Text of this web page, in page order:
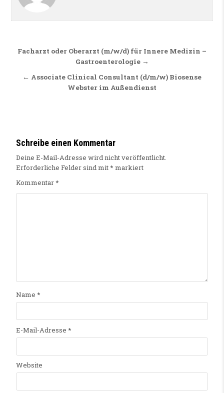
Beitragsnavigation
Facharzt oder Oberarzt (m/w/d) für Innere Medizin –
Gastroenterologie →
← Associate Clinical Consultant (d/m/w) Biosense
Webster im Außendienst
Schreibe einen Kommentar
Deine E-Mail-Adresse wird nicht veröffentlicht.
Erforderliche Felder sind mit* markiert
Kommentar*
Name *
E-Mail-Adresse *
Website